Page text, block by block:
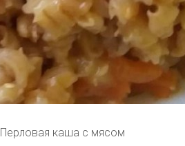
Перловая каша с мясом